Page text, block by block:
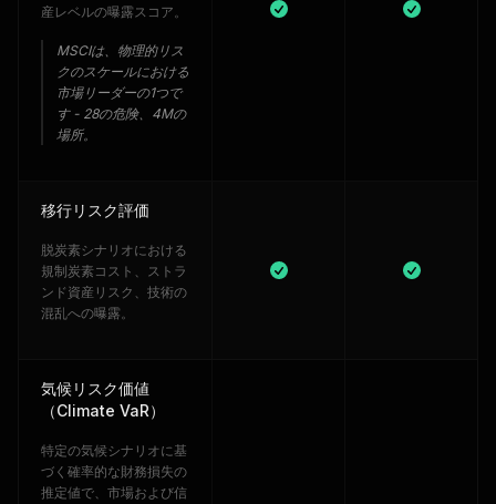
産レベルの曝露スコア。
MSCIは、物理的リス
クのスケールにおける
市場リーダーの1つで
す - 28の危険、4Mの
場所。
移行リスク評価
脱炭素シナリオにおける
規制炭素コスト、ストラ
ンド資産リスク、技術の
混乱への曝露。
気候リスク価値
（Climate VaR）
特定の気候シナリオに基
づく確率的な財務損失の
推定値で、市場および信